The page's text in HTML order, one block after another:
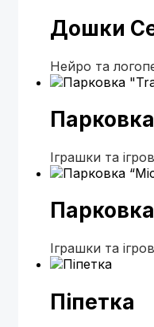
Дошки
Нейро та
Іграшки та
Іграшки та
Піпетка